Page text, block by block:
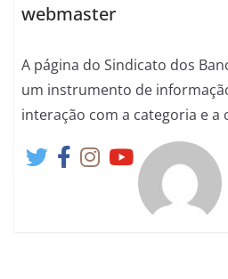
webmaster
A página do Sindicato dos
um instrumento de
interação com a categoria e a